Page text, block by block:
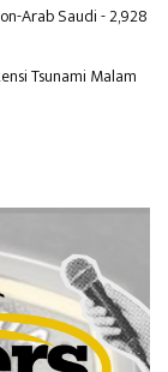
Arab Saudi- 2,928
Tsunami Malam